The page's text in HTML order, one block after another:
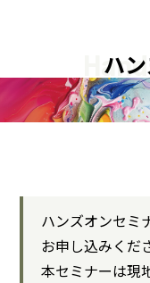
ハ
ハンズオンセミ
お申し込みくだ
本セミナーは現